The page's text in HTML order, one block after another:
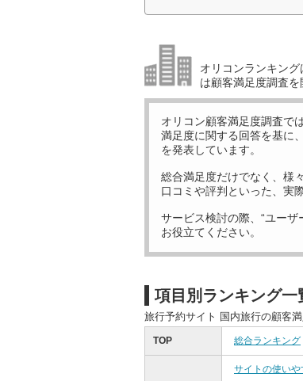
オリコンランキン
は顧客満足度調査を
オリコン顧客満足度調査で
満足度に関する回答を基に
を発表しています。
総合満足度だけでなく、様
口コミや評判といった、実
サービス検討の際、“ユーザ
お役立てください。
項目別ランキング一
旅行予約サイト 国内旅行の顧客
TOP 総合ランキング
サイトの使いや